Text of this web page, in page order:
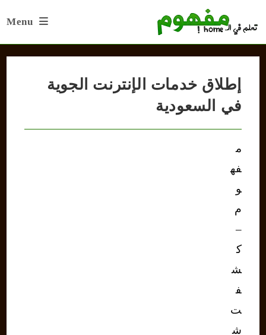
Menu
إطلاق خدمات الإنترنت الجوية
في السعودية
م
فه
و
م
–
ك
ش
ف
ت
ش